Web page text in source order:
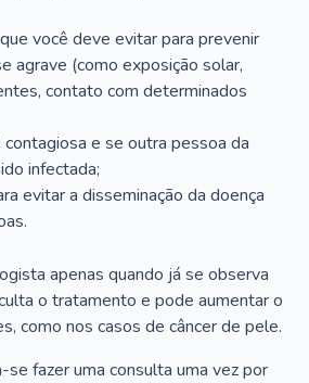
você deve evitar para prevenir
agrave (como exposição solar,
contato com determinados
contagiosa e se outra pessoa da
infectada;
evitar a disseminação da doença
apenas quando já se observa
o tratamento e pode aumentar o
como nos casos de câncer de pele.
se fazer uma consulta uma vez por